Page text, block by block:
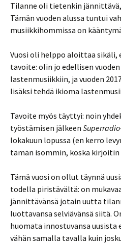
Tilanne oli tietenkin
Tämän vuoden alussa tuntui
musiikkihommissa on
Vuosi oli helppo aloittaa sikäli,
tavoite: olin jo edellisen
lastenmusiikkiin, ja vuoden
lisäksi tehdä ikioma
Tavoite myös täyttyi: noin
työstämisen jälkeen Superradio
lokakuun lopussa (en kerro
tämän isommin, koska
Tämä vuosi on ollut täynnä
todella piristävältä: on
jännittävänsä jotain uutta
luottavansa selviävänsä siitä.
huomata innostuvansa
vähän samalla tavalla kuin